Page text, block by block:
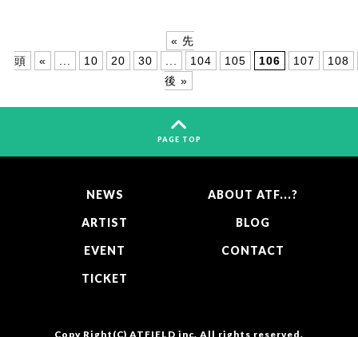
« 先
頭
« 10 20 30 104 105 106 107
108
後 »
PAGE TOP
NEWS
ARTIST
EVENT
TICKET
ABOUT ATF...?
BLOG
CONTACT
Copy Right(C) ATFIELD inc. All rights reserved.